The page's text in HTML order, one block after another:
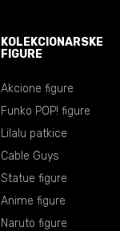
KOLEKCIONARSKE
FIGURE
Akcione figure
Funko POP! figure
Lilalu patkice
Cable Guys
Statue figure
Anime figure
Naruto figure